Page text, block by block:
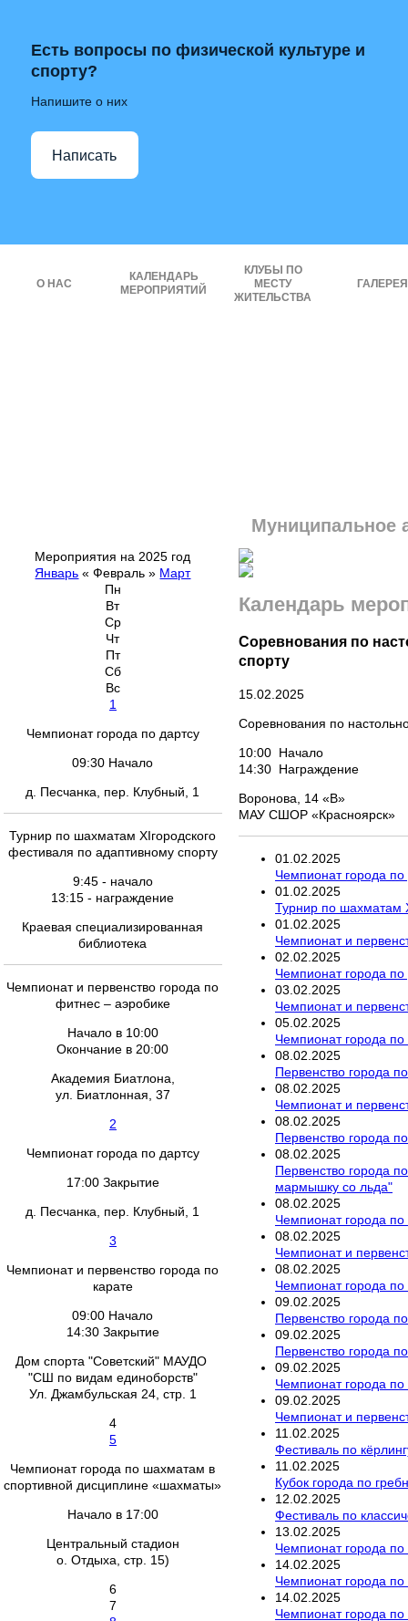
Есть вопросы по физической культуре и
спорту?
Напишите о них
Написать
О НАС
КАЛЕНДАРЬ
МЕРОПРИЯТИЙ
КЛУБЫ ПО
МЕСТУ
ЖИТЕЛЬСТВА
ГАЛЕРЕЯ
Муниципальное
Мероприятия на 2025 год
Январь «Февраль » Март
Пн
Вт
Ср
Чт
Пт
Сб
Вс
1
Чемпионат города по дартсу
09:30 Начало
д. Песчанка, пер. Клубный, 1
Турнир по шахматам ХIгородского
фестиваля по адаптивному спорту
9:45 - начало
13:15 - награждение
Краевая специализированная
библиотека
Чемпионат и первенство города по
фитнес – аэробике
Начало в 10:00
Окончание в 20:00
Академия Биатлона,
ул. Биатлонная, 37
2
Чемпионат города по дартсу
17:00 Закрытие
д. Песчанка, пер. Клубный, 1
3
Чемпионат и первенство города по
карате
09:00 Начало
14:30 Закрытие
Дом спорта "Советский" МАУДО
"СШ по видам единоборств"
Ул. Джамбульская 24, стр. 1
4
5
Чемпионат города по шахматам в
спортивной дисциплине «шахматы»
Начало в 17:00
Центральный стадион
о. Отдыха, стр. 15)
6
7
Календарь
Соревнования по
спорту
15.02.2025
Соревнования по
10:00 Начало
14:30 Награждение
Воронова, 14 «В»
МАУ СШОР «Красноярск»
01 02 2025
Чемпионат города по
01 02 2025
Турнир по шахматам
01 02 2025
Чемпионат и
02 02 2025
Чемпионат города по
03 02 2025
Чемпионат и
05 02 2025
Чемпионат города
08 02 2025
Первенство города
08 02 2025
Чемпионат и
08 02 2025
Первенство города
08 02 2025
Первенство города
мармышку со льда"
08 02 2025
Чемпионат города по
08 02 2025
Чемпионат и
08 02 2025
Чемпионат города по
09 02 2025
Первенство города
09 02 2025
Первенство города
09 02 2025
Чемпионат города
09 02 2025
Чемпионат и
11 02 2025
Фестиваль по
11 02 2025
Кубок города по
12 02 2025
Фестиваль по
13 02 2025
Чемпионат города
14 02 2025
Чемпионат города
14 02 2025
Чемпионат города по